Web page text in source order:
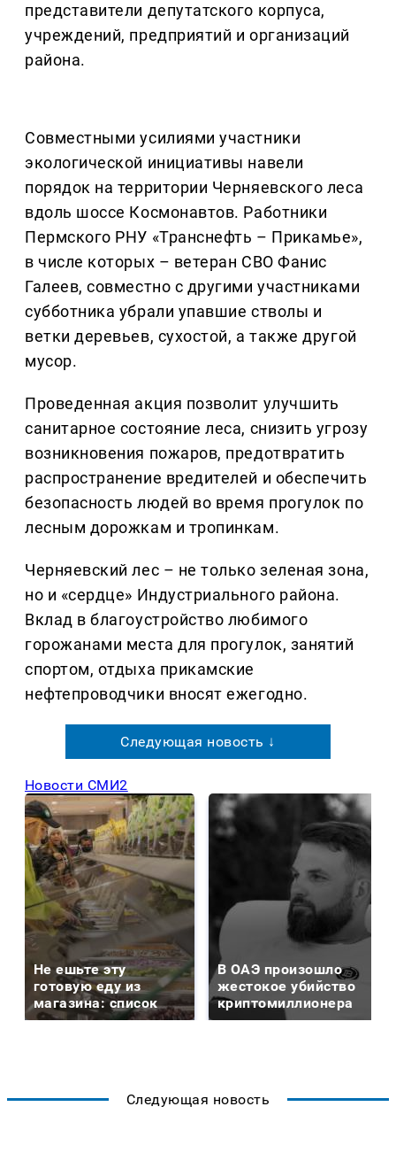
представители депутатского корпуса,
учреждений, предприятий и организаций
района.
Совместными усилиями участники
экологической инициативы навели
порядок на территории Черняевского леса
вдоль шоссе Космонавтов. Работники
Пермского РНУ «Транснефть – Прикамье»,
в числе которых – ветеран СВО Фанис
Галеев, совместно с другими участниками
субботника убрали упавшие стволы и
ветки деревьев, сухостой, а также другой
мусор.
Проведенная акция позволит улучшить
санитарное состояние леса, снизить угрозу
возникновения пожаров, предотвратить
распространение вредителей и обеспечить
безопасность людей во время прогулок по
лесным дорожкам и тропинкам.
Черняевский лес – не только зеленая зона,
но и «сердце» Индустриального района.
Вклад в благоустройство любимого
горожанами места для прогулок, занятий
спортом, отдыха прикамские
нефтепроводчики вносят ежегодно.
Следующая новость ↓
Новости СМИ2
Не ешьте эту
готовую еду из
магазина: список
В ОАЭ произошло
жестокое убийство
криптомиллионера
Следующая новость